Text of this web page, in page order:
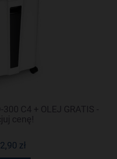
C4 + OLEJ GRATIS -
cenę!
zł